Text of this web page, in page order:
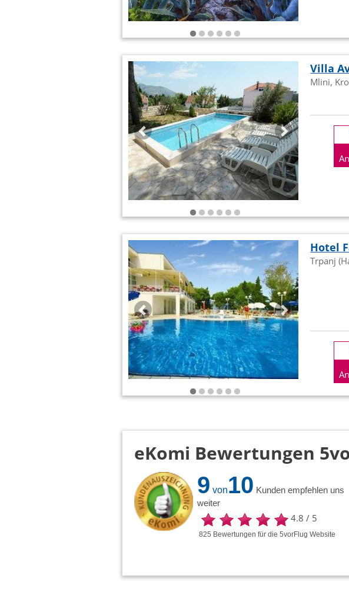
Villa
Mlini,
Hotel
Trpanj
eKomi Bewertungen
9 von10 Kunden empfehlen uns
weiter
4.8 / 5
825 Bewertungen für die 5vorFlug Website